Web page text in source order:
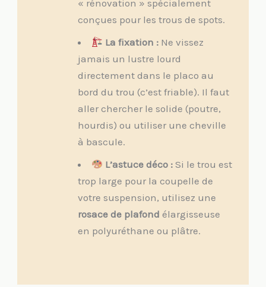
« rénovation » spécialement
conçues pour les trous de spots.
La fixation : Ne vissez
jamais un lustre lourd
directement dans le placo au
bord du trou (c’est friable). Il faut
aller chercher le solide (poutre,
hourdis) ou utiliser une cheville
à bascule.
L’astuce déco : Si le trou est
trop large pour la coupelle de
votre suspension, utilisez une
rosace de plafond élargisseuse
en polyuréthane ou plâtre.